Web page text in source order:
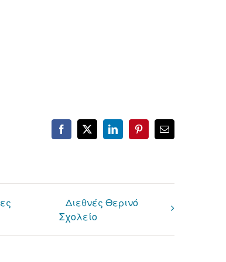
Facebook
X LinkedInPinterestEmail
Διεθνές Θερινό
Σχολείο